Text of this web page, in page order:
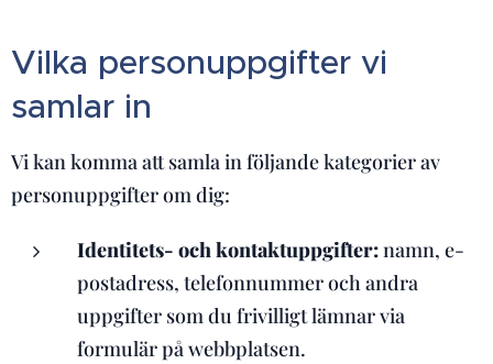
Vilka personuppgifter vi
samlar in
Vi kan komma att samla in följande kategorier av
personuppgifter om dig:
Identitets- och kontaktuppgifter:namn, e-
postadress, telefonnummer och andra
uppgifter som du frivilligt lämnar via
formulär på webbplatsen.